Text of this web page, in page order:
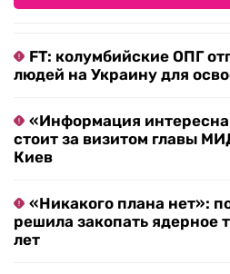
FT: колумбийские ОПГ
людей на Украину для
«Информация
стоит за визитом главы
Киев
«Никакого плана нет»:
решила закопать ядерное
лет